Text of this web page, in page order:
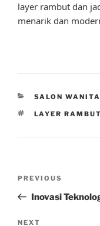
layer rambut dan
menarik dan
CATEGORIES
SALON WANITA
TAGS
LAYER
Previous
Post
PREVIOUS
Inovasi
Next
NEXT